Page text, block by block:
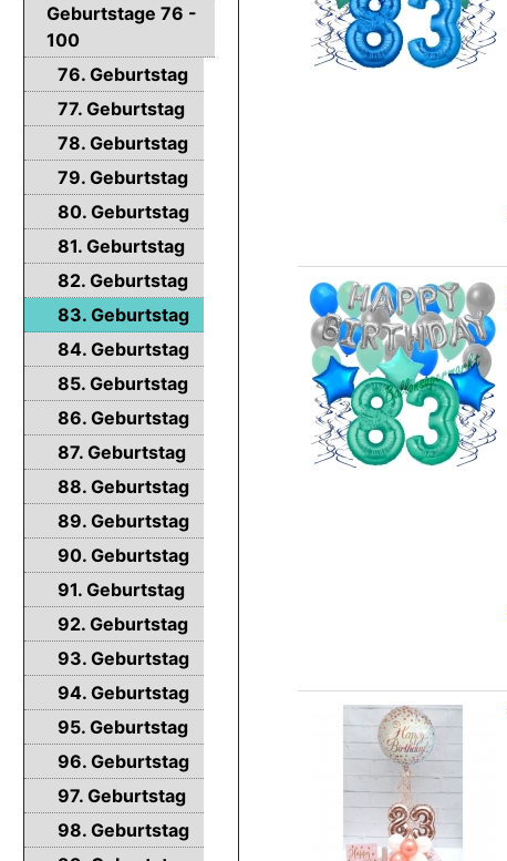
Geburtstage 76 -
100
76. Geburtstag
77. Geburtstag
78. Geburtstag
79. Geburtstag
80. Geburtstag
81. Geburtstag
82. Geburtstag
83. Geburtstag
84. Geburtstag
85. Geburtstag
86. Geburtstag
87. Geburtstag
88. Geburtstag
89. Geburtstag
90. Geburtstag
91. Geburtstag
92. Geburtstag
93. Geburtstag
94. Geburtstag
95. Geburtstag
96. Geburtstag
97. Geburtstag
98. Geburtstag